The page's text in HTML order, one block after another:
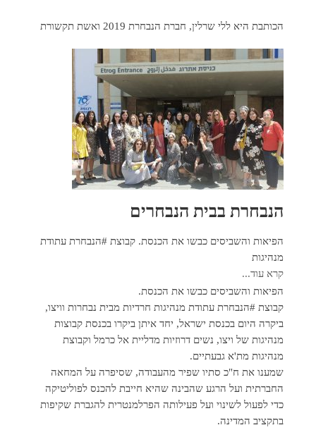
הכותבת היא ללי שרלין, חברת הנבחרת 2019 ואשת תקשורת
הנבחרת בבית הנבחרים
הפיאות והשביסים כבשו את הכנסת. קבוצת #הנבחרת עתודת
מנהיגות
קרא עוד...
הפיאות והשביסים כבשו את הכנסת.
קבוצת #הנבחרת עתודת מנהיגות חרדיות מבית נבחרות וויצו,
ביקרה היום בכנסת ישראל, יחד איתן ביקרו בכנסת קבוצות
מנהיגות של ויצו, נשים דרוזיות מדליית אל כרמל וקבוצת
מנהיגות מת'א גבעתיים.
שמענו את ח"כ סתיו שפיר מהעבודה, שסיפרה על המחאה
החברתית ועל הרגע שהבינה שהיא חייבת להכנס לפוליטיקה
כדי לפעול לשינוי ועל פעילותה הפרלמנטרית להגברת שקיפות
בתקציב המדינה.